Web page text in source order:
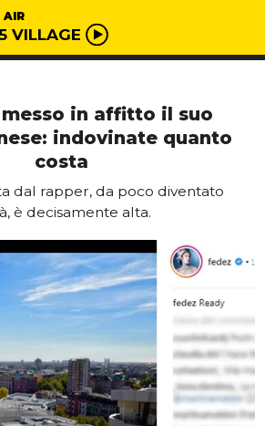
AIR
VILLAGE
messo in affitto il suo
indovinate quanto
costa
dal rapper, da poco diventato
è decisamente alta.